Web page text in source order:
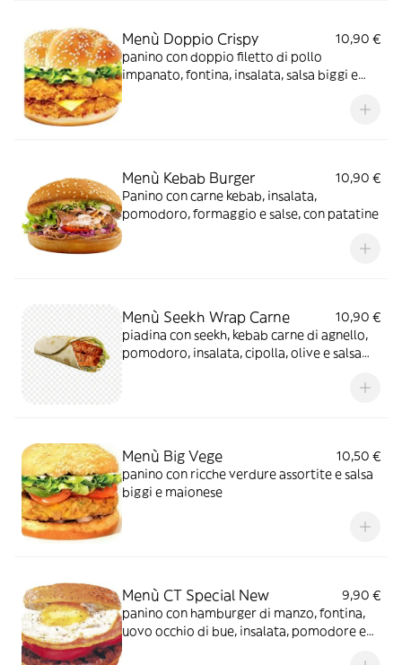
Menù Doppio Crispy
10,90 €
panino con doppio filetto di pollo
impanato, fontina, insalata, salsa biggi e
Menù Kebab Burger
10,90 €
Panino con carne kebab, insalata,
pomodoro, formaggio e salse, con patatine
Menù Seekh Wrap Carne
10,90 €
piadina con seekh, kebab carne di agnello,
pomodoro, insalata, cipolla, olive e salsa
Menù Big Vege
10,50 €
panino con ricche verdure assortite e salsa
biggi e maionese
Menù CT Special New
9,90 €
panino con hamburger di manzo, fontina,
uovo occhio di bue, insalata, pomodore e